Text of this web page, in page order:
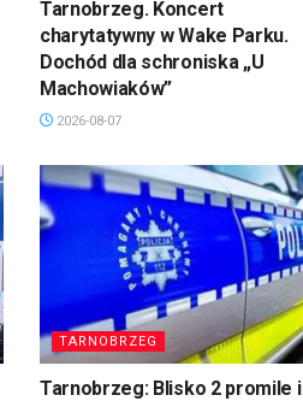
Tarnobrzeg. Koncert
charytatywny w Wake Parku.
Dochód dla schroniska „U
Machowiaków”
2026-08-07
TARNOBRZEG
Tarnobrzeg: Blisko 2 promile i